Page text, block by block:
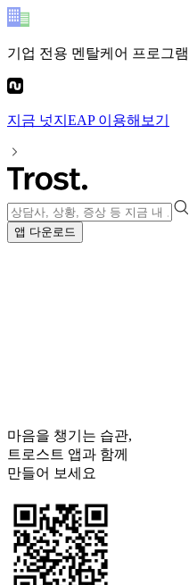
기업 전용 멘탈케어 프로그램
지금 넛지EAP이용해보기
앱 다운로드
마음을 챙기는 습관,
트로스트 앱과 함께
만들어 보세요